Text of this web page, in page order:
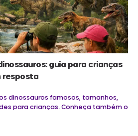
guia para crianças
resposta
dinossauros famosos, tamanhos,
para crianças. Conheça também o